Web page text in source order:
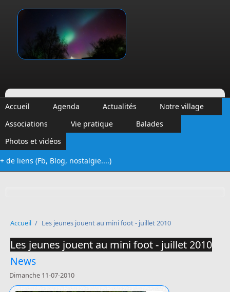
Vinalmont
Accueil Agenda Actualités
Notre village
Associations
Vie pratique
Balades
Photos et vidéos
+ de liens (Fb, Blog, nostalgie....)
Accueil / Les jeunes jouent au mini foot - juillet 2010
Les jeunes jouent au mini foot - juillet 2010
News
Dimanche 11-07-2010